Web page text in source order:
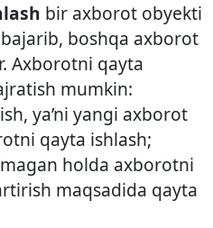
bir axborot obyekti
boshqa axborot
Axborotni qayta
mumkin:
ya’ni yangi axborot
qayta ishlash;
holda axborotni
maqsadida qayta